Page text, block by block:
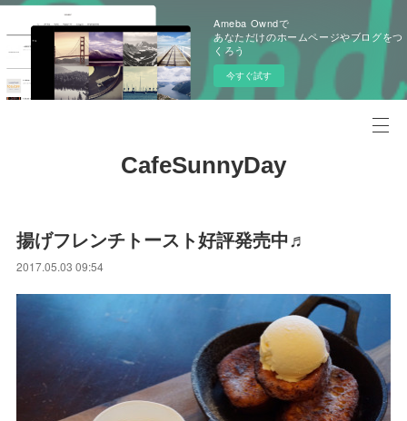
Ameba Owndで
あなただけのホームページやブログをつ
くろう
今すぐ試す
CafeSunnyDay
揚げフレンチトースト好評発売中♬
2017.05.03 09:54